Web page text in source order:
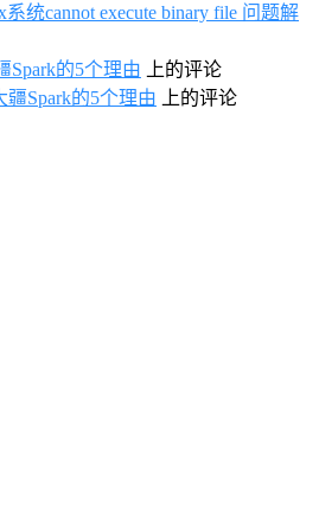
系统cannot execute binary file 问题解
Spark的5个理由 上的评论
疆Spark的5个理由 上的评论